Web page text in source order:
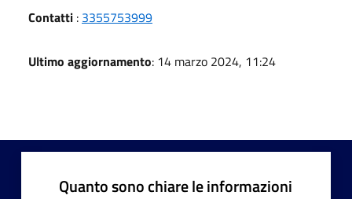
Contatti : 3355753999
Ultimo aggiornamento: 14 marzo 2024, 11:24
Quanto sono chiare le informazioni